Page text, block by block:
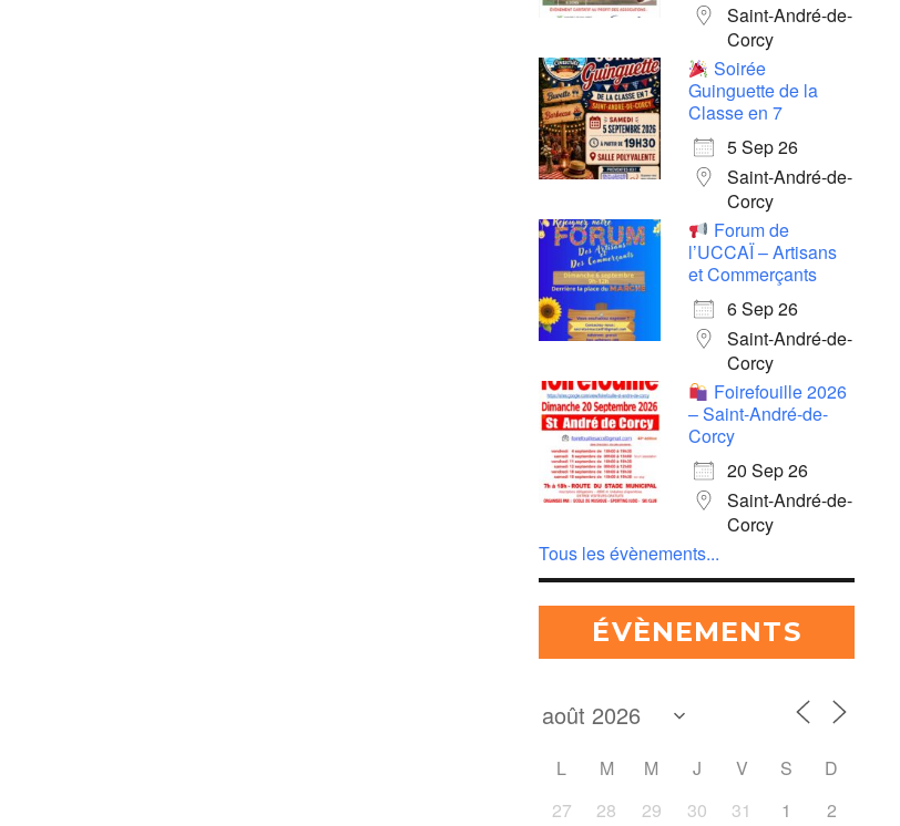
Saint-André-de-
Corcy
Soirée
Guinguette de la
Classe en 7
5 Sep 26
Saint-André-de-
Corcy
Forum de
l’UCCAÏ – Artisans
et Commerçants
6 Sep 26
Saint-André-de-
Corcy
Foirefouille 2026
– Saint-André-de-
Corcy
20 Sep 26
Saint-André-de-
Corcy
Tous les évènements...
ÉVÈNEMENTS
L M M J V S
D
27
28 29 30 31 1
2